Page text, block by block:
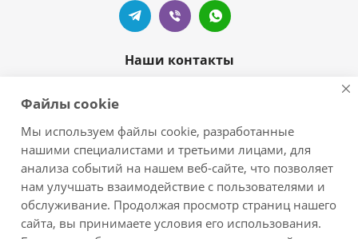
Наши контакты
zelove-shop@mail.ru
г.Краснодар, п.Новознаменский,
ул.Центральная/Черноморская
Файлы cookie
Мы используем файлы cookie, разработанные
нашими специалистами и третьими лицами, для
анализа событий на нашем веб-сайте, что позволяет
нам улучшать взаимодействие с пользователями и
обслуживание. Продолжая просмотр страниц нашего
сайта, вы принимаете условия его использования.